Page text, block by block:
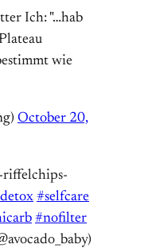
Ich: "…hab
wie
October 20,
riffelchips-
#selfcare
#nofilter